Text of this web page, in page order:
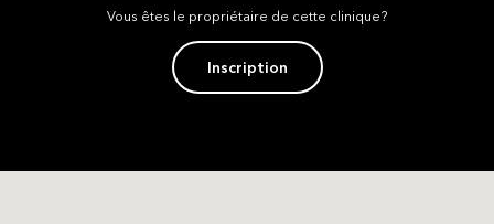
Vous êtes le propriétaire de cette clinique?
Inscription